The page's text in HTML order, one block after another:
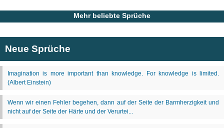
Mehr beliebte Sprüche
Neue Sprüche